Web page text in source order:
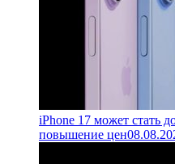
iPhone 17 может стать
повышение цен